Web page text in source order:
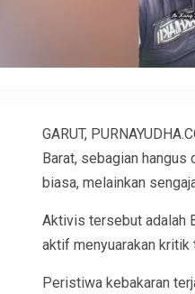
GARUT,
Barat, sebagian
biasa, melainkan
Aktivis tersebut adalah
aktif menyuarakan
Peristiwa kebakaran